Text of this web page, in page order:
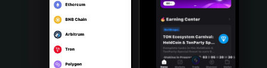
Português (Portugal)
Bahasa Indonesia